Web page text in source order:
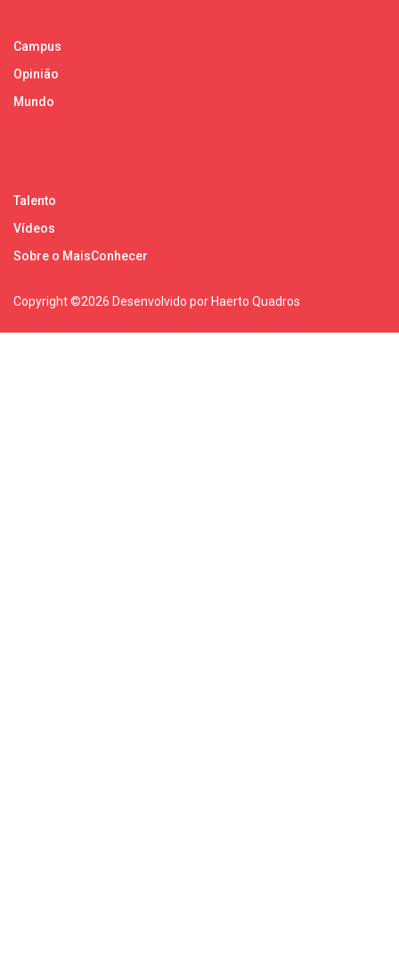
Campus
Opinião
Mundo
Talento
Vídeos
Sobre o MaisConhecer
Copyright ©2026 Desenvolvido por Haerto Quadros